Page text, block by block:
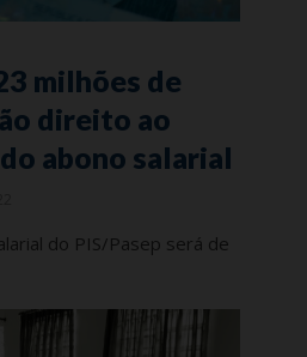
milhões de
direito ao
abono salarial
do PIS/Pasep será de